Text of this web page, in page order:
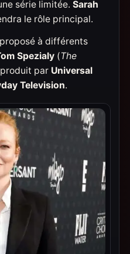
série limitée. Sarah
le rôle principal.
à différents
Spezialy (The
par Universal
Television.